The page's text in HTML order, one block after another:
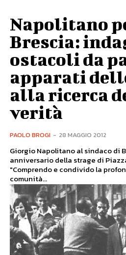
Napolitano
Brescia:
ostacoli da
apparati
alla ricerca
verità
PAOLO BROGI - 28 MAGGIO 2012
Giorgio Napolitano al sindaco di
anniversario della strage di
"Comprendo e condivido la
comunità...